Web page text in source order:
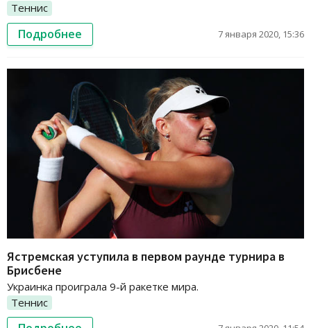
Теннис
Подробнее 7 января 2020, 15:36
Ястремская уступила в первом раунде турнира в
Брисбене
Украинка проиграла 9-й ракетке мира.
Теннис